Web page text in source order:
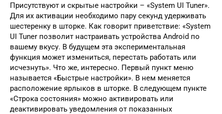
Присутствуют и скрытые настройки – «System UI Tuner».
Для их активации необходимо пару секунд удерживать
шестеренку в шторке. Как говорит приветствие: «System
UI Tuner позволит настраивать устройства Android по
вашему вкусу. В будущем эта экспериментальная
функция может измениться, перестать работать или
исчезнуть». Что же, интересно. Первый пункт меню
называется «Быстрые настройки». В нем меняется
расположение ярлыков в шторке. В следующем пункте
«Строка состояния» можно активировать или
деактивировать уведомления от показанных